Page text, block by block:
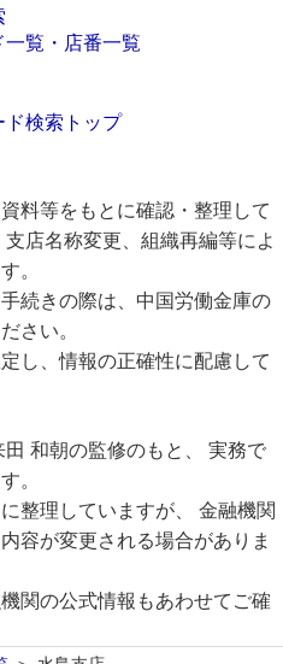
覧・店番一覧
ド検索トップ
料等をもとに確認・整理して
店名称変更、組織再編等によ
。
続きの際は、中国労働金庫の
さい。
し、情報の正確性に配慮して
和朝の監修のもと、 実務で
。
整理していますが、 金融機関
容が変更される場合がありま
関の公式情報もあわせてご確